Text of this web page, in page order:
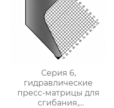
Серия 6,
гидравлические
пресс-матрицы для
сгибания,